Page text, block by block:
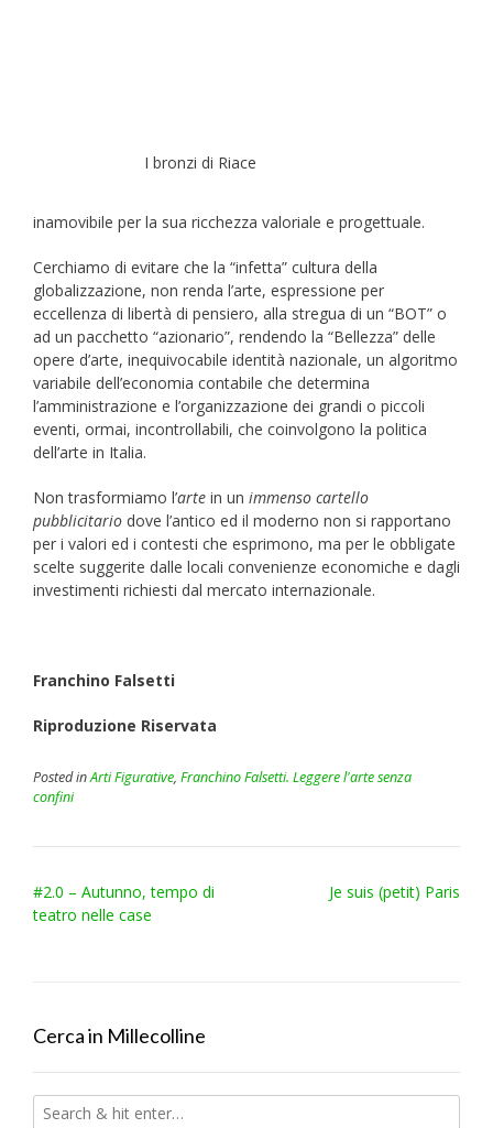
I bronzi di Riace
inamovibile per la sua ricchezza valoriale e progettuale.
Cerchiamo di evitare che la “infetta” cultura della
globalizzazione, non renda l’arte, espressione per
eccellenza di libertà di pensiero, alla stregua di un “BOT” o
ad un pacchetto “azionario”, rendendo la “Bellezza” delle
opere d’arte, inequivocabile identità nazionale, un algoritmo
variabile dell’economia contabile che determina
l’amministrazione e l’organizzazione dei grandi o piccoli
eventi, ormai, incontrollabili, che coinvolgono la politica
dell’arte in Italia.
Non trasformiamo l’arte in un immenso cartello
pubblicitario dove l’antico ed il moderno non si rapportano
per i valori ed i contesti che esprimono, ma per le obbligate
scelte suggerite dalle locali convenienze economiche e dagli
investimenti richiesti dal mercato internazionale.
Franchino Falsetti
Riproduzione Riservata
Posted inArti Figurative, Franchino Falsetti. Leggere l'arte senza
confini
Post
navigation
#2.0 – Autunno, tempo di
teatro nelle case
Je suis (petit) Paris
Cerca in Millecolline